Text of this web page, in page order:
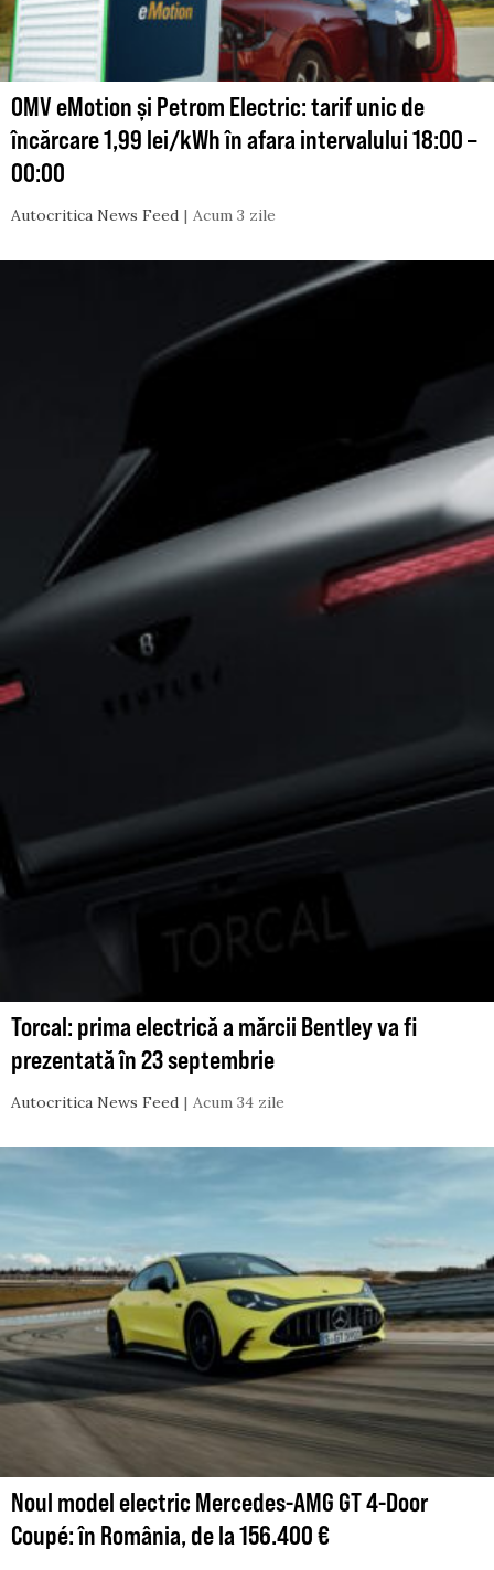
OMV eMotion și Petrom Electric: tarif unic de
încărcare 1,99 lei/kWh în afara intervalului 18:00 –
00:00
Autocritica News Feed Acum 3 zile
Torcal: prima electrică a mărcii Bentley va fi
prezentată în 23 septembrie
Autocritica News Feed Acum 34 zile
Noul model electric Mercedes-AMG GT 4-Door
Coupé: în România, de la 156.400 €